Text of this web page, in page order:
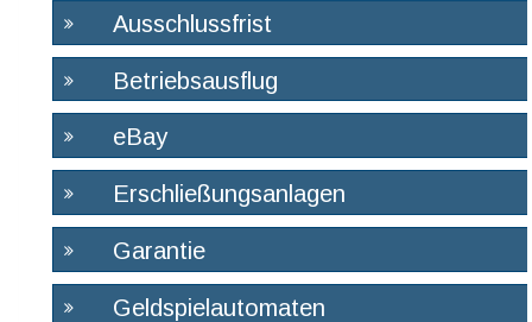
Ausschlussfrist
Betriebsausflug
eBay
Erschließungsanlagen
Garantie
Geldspielautomaten